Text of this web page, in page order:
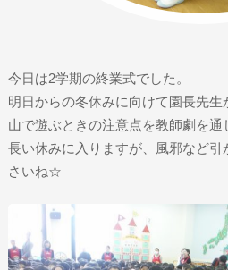
今日は2学期の終業式でした。
明日からの冬休みに向けて園長先
山で遊ぶときの注意点を教師劇を通
長い休みに入りますが、風邪など
さいね☆